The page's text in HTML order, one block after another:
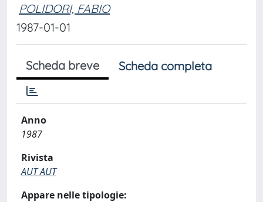
POLIDORI, FABIO
1987-01-01
Scheda breve Scheda completa
Anno
1987
Rivista
AUT AUT
Appare nelle tipologie: